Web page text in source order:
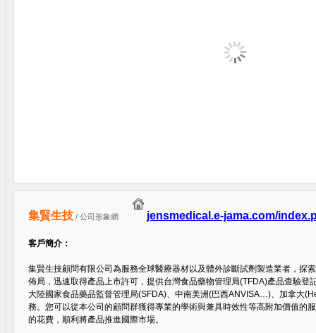
集賢生技 / 公司形象網 jensmedical.e-jama.com/
客戶簡介：
集賢生技顧問有限公司為服務全球醫療器材以及體外診斷試劑製造業者，探
佈局，迅速取得產品上市許可，提供台灣食品藥物管理局(TFDA)產品查驗登
大陸國家食品藥品監督管理局(SFDA)、中南美洲(巴西ANVISA…)、加拿大
務。您可以從本公司的顧問群獲得專業的學術與兼具時效性等高附加價值的
的花費，順利將產品推進國際市場。